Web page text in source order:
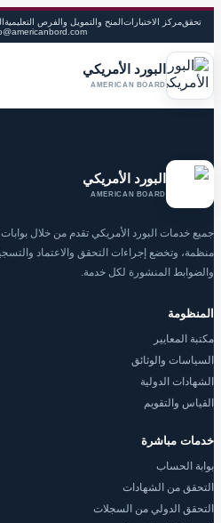
تحققمركز الاختباراتالمنح والتمويل والفرص التعليمية
البورد الأمريكي
AMERICAN BOARD
البورد الأمريكي
AMERICAN BOARD
جميع خدمات البورد الأمريكي تقدم من خلال
منظمة، وتخضع إجراءات التحقق والاعتماد
والضوابط المنشورة لكل خدمة.
المنظومة
مكتبة المعايير
السياسات والوثائق
الشهادات الدولية
القياس والتقويم
خدمات مباشرة
بوابة الحساب
التحقق من الشهادات
التحقق الدولي من السجلات